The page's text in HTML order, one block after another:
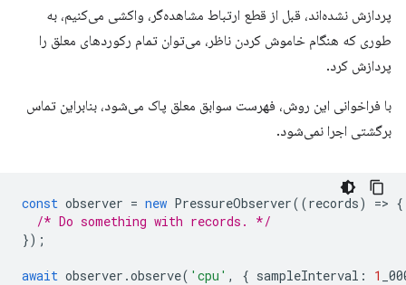
پردازش نشده‌اند، قبل از قطع ارتباط مشاهده‌گر، واکشی می‌کنیم، به
طوری که هنگام خاموش کردن ناظر، می‌توان تمام رکوردهای معلق را
پردازش کرد.
با فراخوانی این روش، فهرست سوابق معلق پاک می‌شود، بنابراین تماس
برگشتی اجرا نمی‌شود.
const observer = new PressureObserver((records) => {
/* Do something with records. */
});
await observer .observe( 'cpu' , { sampleInterval : 1